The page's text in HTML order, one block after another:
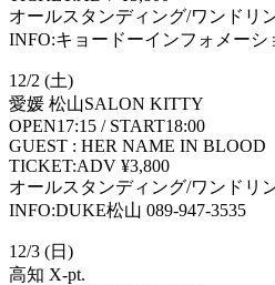
オールスタンディング/ワンドリ
INFO:キョードーインフォメーシ
12/2 (土)
愛媛 松山SALON KITTY
OPEN17:15 / START18:00
GUEST : HER NAME IN BLOOD
TICKET:ADV ¥3,800
オールスタンディング/ワンドリ
INFO:DUKE松山 089-947-3535
12/3 (日)
高知 X-pt.